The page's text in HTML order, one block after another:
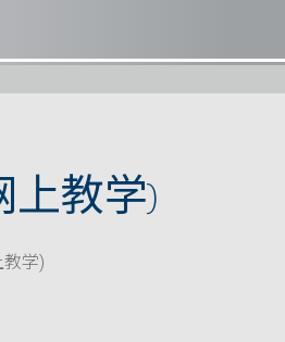
上教学)
学)